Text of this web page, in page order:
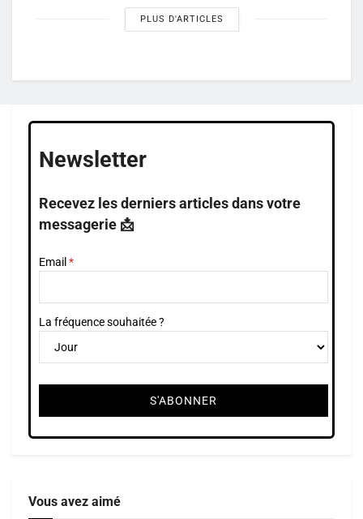
PLUS D'ARTICLES
Newsletter
Recevez les derniers articles dans votre
messagerie 📩
Email
La fréquence souhaitée ?
Vous avez aimé